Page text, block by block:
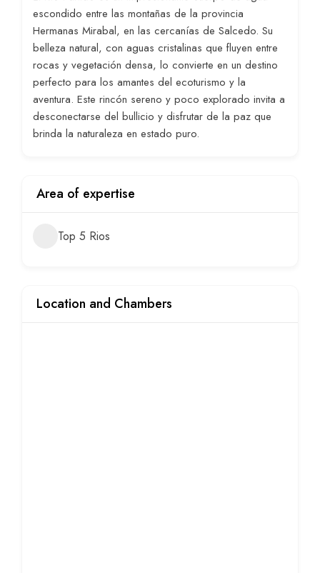
escondido entre las montañas de la provincia
Hermanas Mirabal, en las cercanías de Salcedo. Su
belleza natural, con aguas cristalinas que fluyen entre
rocas y vegetación densa, lo convierte en un destino
perfecto para los amantes del ecoturismo y la
aventura. Este rincón sereno y poco explorado invita a
desconectarse del bullicio y disfrutar de la paz que
brinda la naturaleza en estado puro.
Area of expertise
Top 5 Rios
Location and Chambers